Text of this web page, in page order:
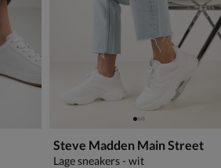
Steve Madden Main Street
Lage sneakers - wit